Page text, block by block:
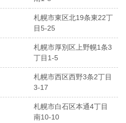
札幌市東区北19条東22丁
目5-25
札幌市厚別区上野幌1条3
丁目1-5
札幌市西区西野3条2丁目
3-17
札幌市白石区本通4丁目
南10-10